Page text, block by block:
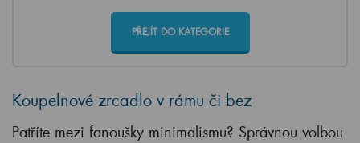
PŘEJÍT DO KATEGORIE
Koupelnové zrcadlo v rámu či bez
Patříte mezi fanoušky minimalismu? Správnou volbou